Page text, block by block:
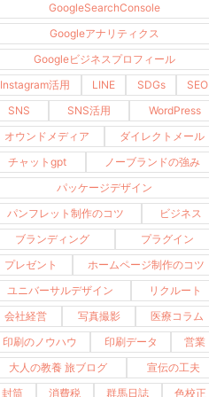
GoogleSearchConsole
Googleアナリティクス
Googleビジネスプロフィール
Instagram活用
LINE SDGs
SEO
SNS
SNS活用
WordPress
オウンドメディア
ダイレクトメール
チャットgpt
ノーブランドの強み
パッケージデザイン
パンフレット制作のコツ
ビジネス
ブランディング
プラグイン
プレゼント
ホームページ制作のコツ
ユニバーサルデザイン
リクルート
会社経営
写真撮影
医療コラム
印刷のノウハウ
印刷データ
営業
大人の教養 旅ブログ
宣伝の工夫
封筒
消費税 群馬日誌 色校正